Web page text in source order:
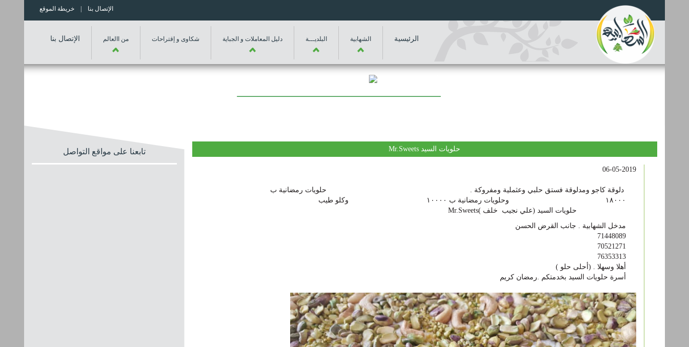
الإتصال بنا | خريطة الموقع
الرئيسية الشهابية البلديـــة دليل المعاملات و الجباية شكاوى و إقتراحات من االعالم الإتصال بنا
حلويات السيد Mr.Sweets
06-05-2019
دلوقة كاجو ومدلوقة فستق حلبي وعثملية ومفروكة . حلويات رمضانية ب
١٨٠٠٠ وحلويات رمضانية ب ١٠٠٠٠ وكلو طيب
حلويات السيد (علي نجيب خلف )Mr.Sweets
مدخل الشهابية . جانب القرض الحسن
71448089
70521271
76353313
أهلا وسهلا . (أحلى حلو )
أسرة حلويات السيد بخدمتكم .رمضان كريم
تابعنا على مواقع التواصل